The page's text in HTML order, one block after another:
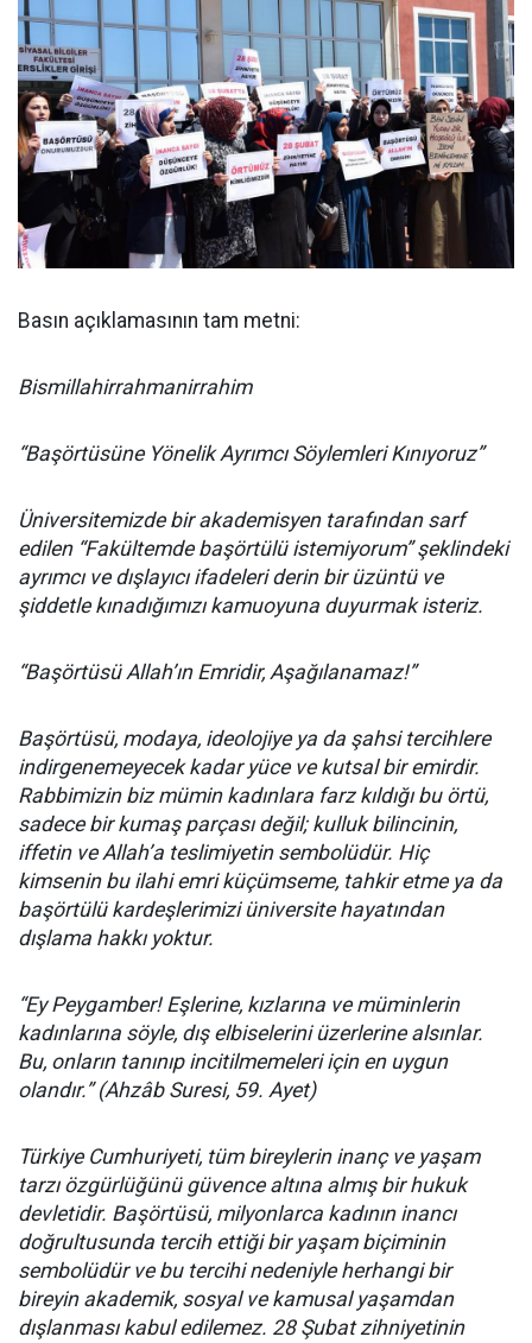
Basın açıklamasının tam metni:
Bismillahirrahmanirrahim
“Başörtüsüne Yönelik Ayrımcı Söylemleri Kınıyoruz”
Üniversitemizde bir akademisyen tarafından sarf
edilen “Fakültemde başörtülü istemiyorum” şeklindeki
ayrımcı ve dışlayıcı ifadeleri derin bir üzüntü ve
şiddetle kınadığımızı kamuoyuna duyurmak isteriz.
“Başörtüsü Allah’ın Emridir, Aşağılanamaz!”
Başörtüsü, modaya, ideolojiye ya da şahsi tercihlere
indirgenemeyecek kadar yüce ve kutsal bir emirdir.
Rabbimizin biz mümin kadınlara farz kıldığı bu örtü,
sadece bir kumaş parçası değil; kulluk bilincinin,
iffetin ve Allah’a teslimiyetin sembolüdür. Hiç
kimsenin bu ilahi emri küçümseme, tahkir etme ya da
başörtülü kardeşlerimizi üniversite hayatından
dışlama hakkı yoktur.
“Ey Peygamber! Eşlerine, kızlarına ve müminlerin
kadınlarına söyle, dış elbiselerini üzerlerine alsınlar.
Bu, onların tanınıp incitilmemeleri için en uygun
olandır.” (Ahzâb Suresi, 59. Ayet)
Türkiye Cumhuriyeti, tüm bireylerin inanç ve yaşam
tarzı özgürlüğünü güvence altına almış bir hukuk
devletidir. Başörtüsü, milyonlarca kadının inancı
doğrultusunda tercih ettiği bir yaşam biçiminin
sembolüdür ve bu tercihi nedeniyle herhangi bir
bireyin akademik, sosyal ve kamusal yaşamdan
dışlanması kabul edilemez. 28 Şubat zihniyetinin